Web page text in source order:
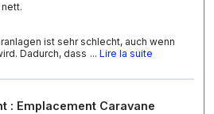
ist sehr schlecht, auch wenn
Dadurch, dass ... Lire la suite
: Emplacement Caravane